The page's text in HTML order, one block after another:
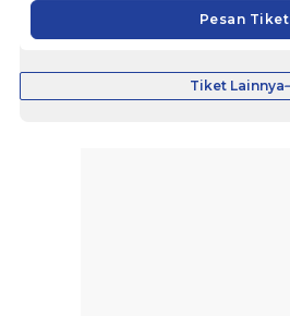
Pesan Tiket
Tiket Lainnya